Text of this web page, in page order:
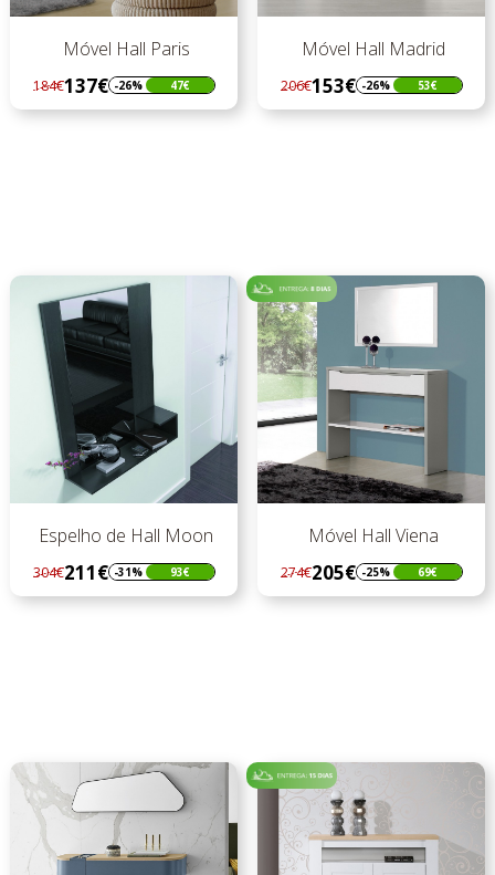
Móvel Hall Paris
Regular
preço
184€137€
Preço -26% 47€
Móvel Hall Madrid
Regular
preço
206€153€
Preço -26% 53€
Espelho de Hall Moon
Regular
preço
304€211€
Preço -31% 93€
Móvel Hall Viena
Regular
preço
274€205€
Preço -25% 69€